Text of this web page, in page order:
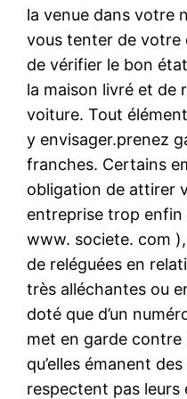
la venue dans votre
vous tenter de votre
de vérifier le bon
la maison livré et de
voiture. Tout
y envisager.prenez
franches. Certains
obligation de attirer
entreprise trop
www. societe. com
de reléguées en
très alléchantes ou
doté que d’un
met en garde contre
qu’elles émanent
respectent pas leurs